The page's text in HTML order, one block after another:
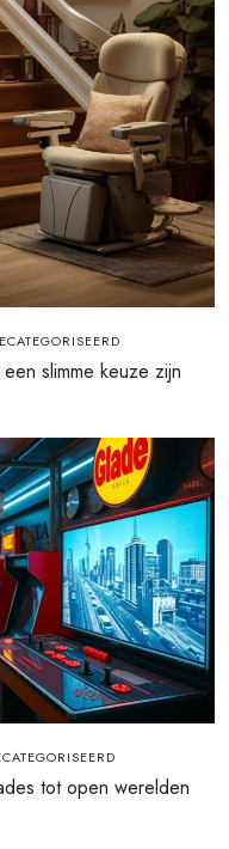
slimme keuze zijn
tot open werelden